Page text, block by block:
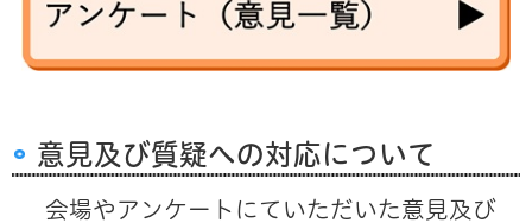
意見及び質疑への対応について
会場やアンケートにていただいた意見及び